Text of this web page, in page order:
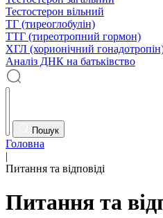
Тестостерон вільний
ТГ (тиреоглобулін)
ТТГ (тиреотропний гормон)
ХГЛ (хорионічний
Аналіз ДНК на батьківство
Пошук
Головна
|
Питання та відповіді
Питання та